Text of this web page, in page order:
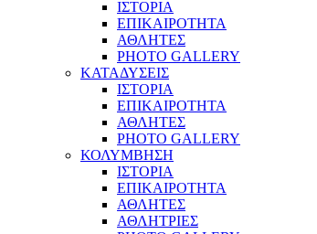
ΙΣΤΟΡΙΑ
ΕΠΙΚΑΙΡΟΤΗΤΑ
ΑΘΛΗΤΕΣ
PHOTO GALLERY
ΚΑΤΑΔΥΣΕΙΣ
ΙΣΤΟΡΙΑ
ΕΠΙΚΑΙΡΟΤΗΤΑ
ΑΘΛΗΤΕΣ
PHOTO GALLERY
ΚΟΛΥΜΒΗΣΗ
ΙΣΤΟΡΙΑ
ΕΠΙΚΑΙΡΟΤΗΤΑ
ΑΘΛΗΤΕΣ
ΑΘΛΗΤΡΙΕΣ